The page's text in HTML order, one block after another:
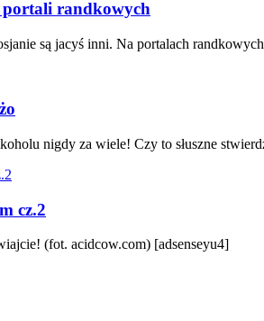
portali randkowych
są jacyś inni. Na portalach
nigdy za wiele! Czy to słuszne
cz.2
(fot. acidcow.com) [adsenseyu4]